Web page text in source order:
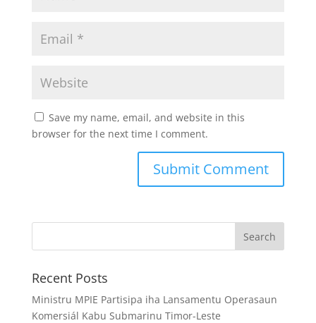
Save my name, email, and website in this
browser for the next time I comment.
Search
Recent Posts
Ministru MPIE Partisipa iha Lansamentu Operasaun
Komersiál Kabu Submarinu Timor-Leste